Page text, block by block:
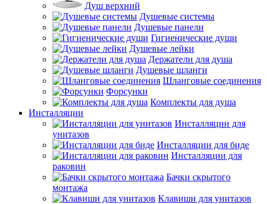
Душ верхний
Душевые системы
Душевые панели
Гигиенические души
Душевые лейки
Держатели для душа
Душевые шланги
Шланговые соединения
Форсунки
Комплекты для душа
Инсталляции
Инсталляции для
унитазов
Инсталляции для биде
Инсталляции для
раковин
Бачки скрытого
монтажа
Клавиши для унитазов